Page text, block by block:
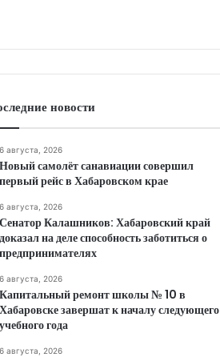
новости
6 августа, 2026
Новый самолёт санавиации совершил
первый рейс в Хабаровском крае
6 августа, 2026
Сенатор Калашников: Хабаровский край
доказал на деле способность заботиться о
предпринимателях
6 августа, 2026
Капитальный ремонт школы № 10 в
Хабаровске завершат к началу следующего
учебного года
6 августа, 2026